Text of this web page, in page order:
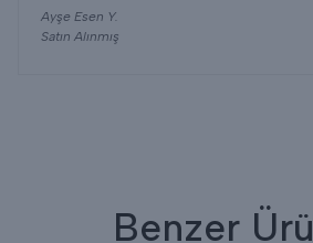
Ayşe Esen Y.
Satın Alınmış
Benzer